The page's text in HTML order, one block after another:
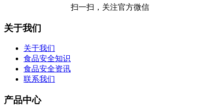
扫一扫，关注官方微信
关于我们
关于我们
食品安全知识
食品安全资讯
联系我们
产品中心